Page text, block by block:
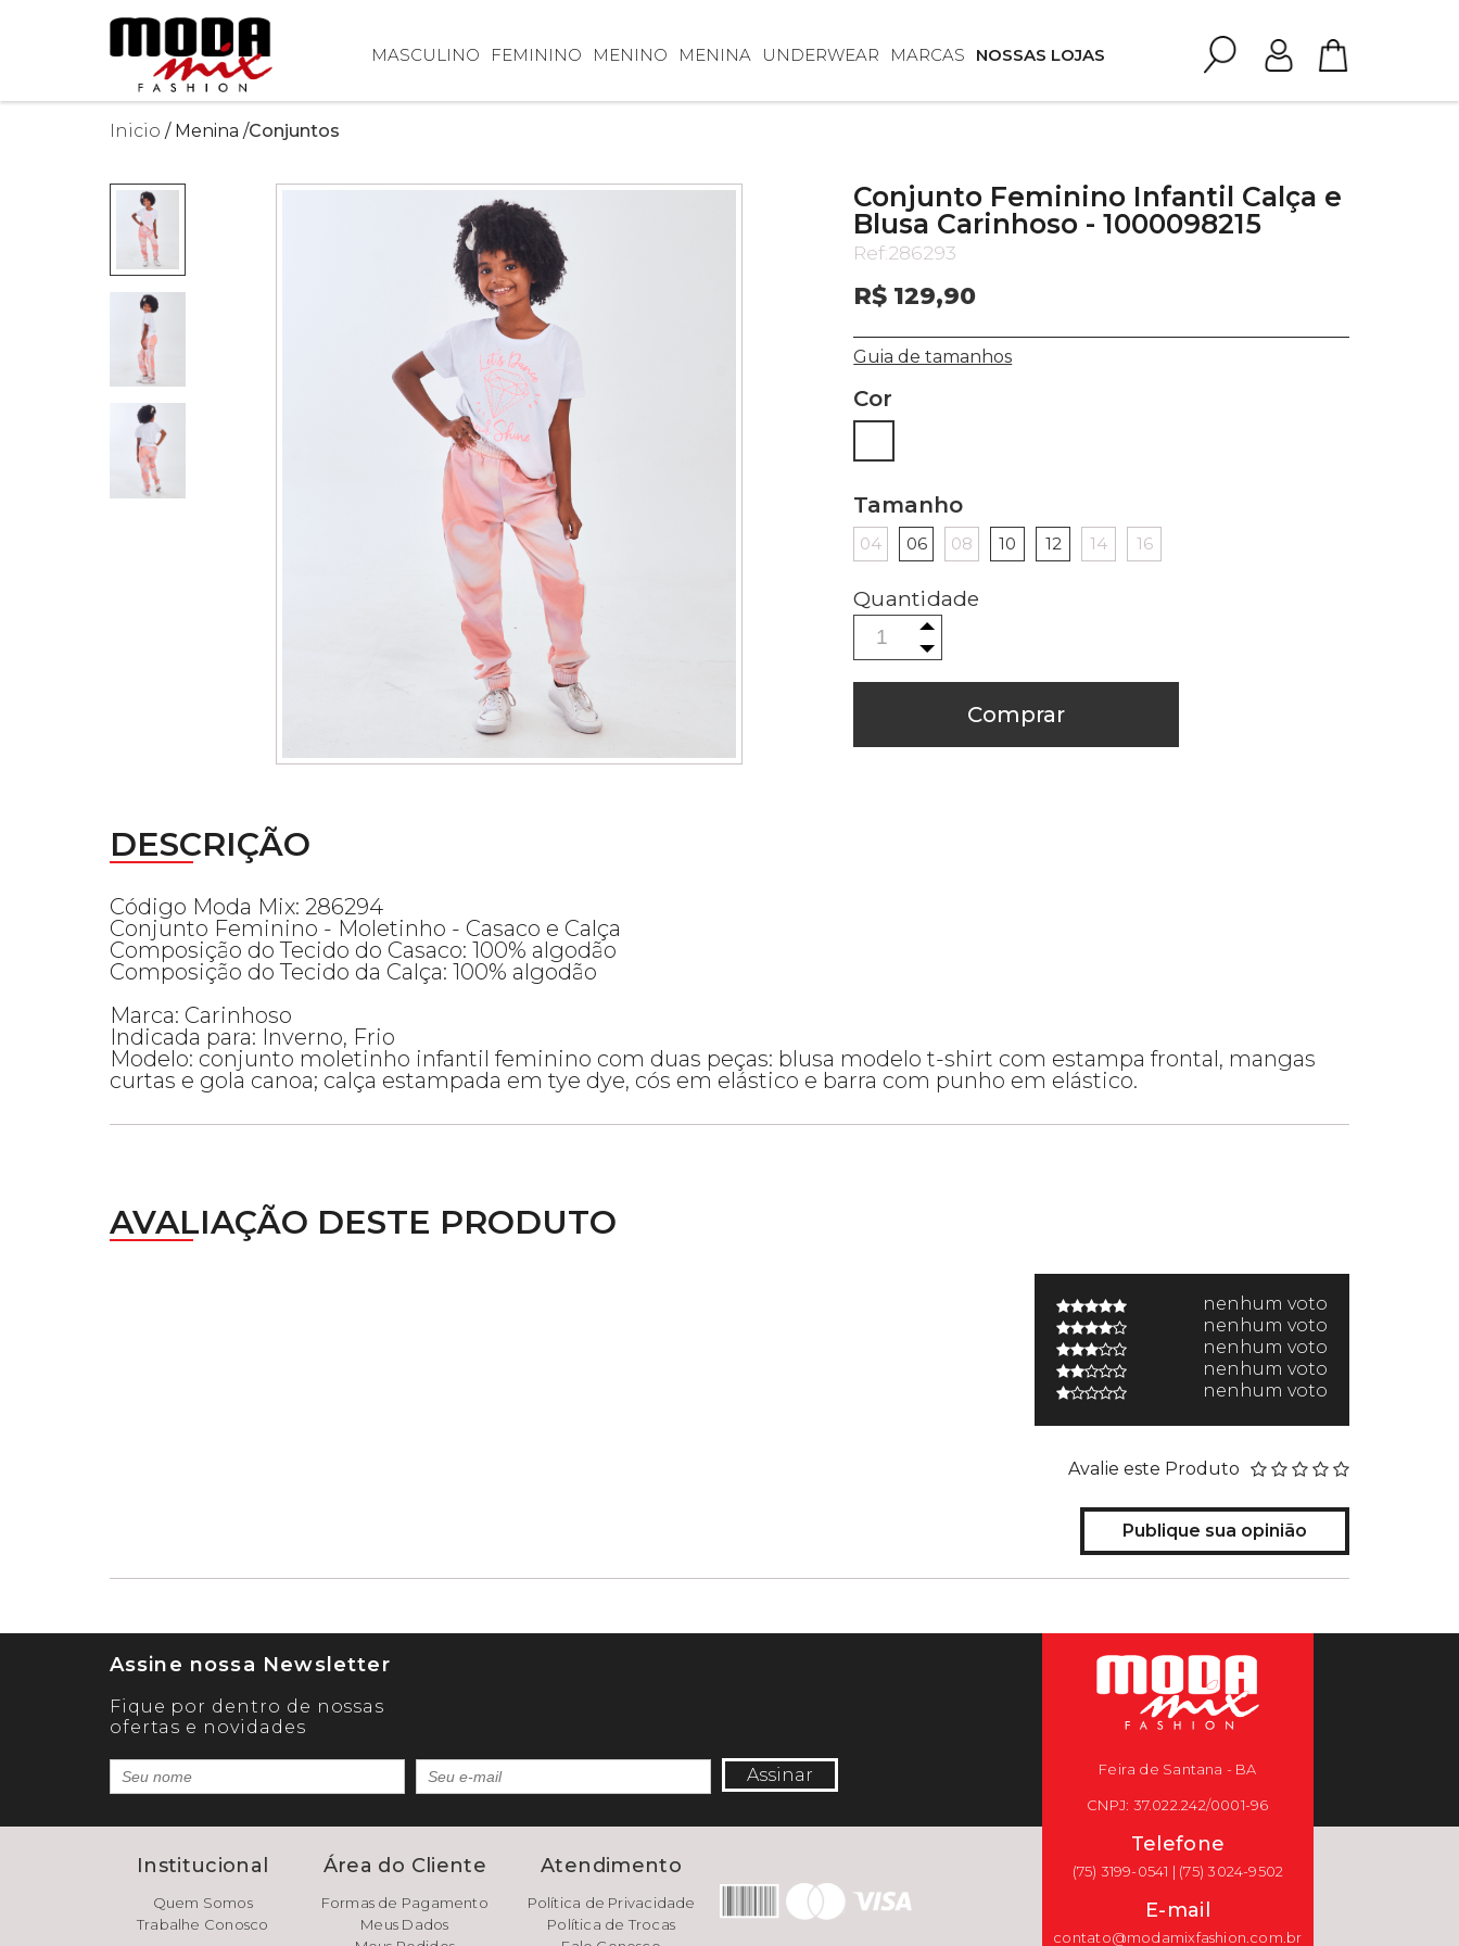
NOSSAS LOJAS
MARCAS
MASCULINO FEMININO MENINO MENINA UNDERWEAR
Inicio Menina Conjuntos
Conjunto Feminino Infantil Calça e
Blusa Carinhoso - 1000098215
Ref:286293
R$ 129,90
Guia de tamanhos
Cor
Tamanho
04 06 08 10 12 14 16
Comprar
DESCRIÇÃO
Código Moda Mix: 286294
Conjunto Feminino - Moletinho - Casaco e Calça
Composição do Tecido do Casaco: 100% algodão
Composição do Tecido da Calça: 100% algodão
Marca: Carinhoso
Indicada para: Inverno, Frio
Modelo: conjunto moletinho infantil feminino com duas peças: blusa modelo t-shirt com estampa frontal, mangas
curtas e gola canoa; calça estampada em tye dye, cós em elástico e barra com punho em elástico.
AVALIAÇÃO DESTE PRODUTO
nenhum voto
nenhum voto
nenhum voto
nenhum voto
nenhum voto
Avalie este Produto
Publique sua opinião
Assine nossa Newsletter
Fique por dentro de nossas
ofertas e novidades
Assinar
Institucional
Quem Somos
Trabalhe Conosco
Área do Cliente
Formas de Pagamento
Meus Dados
Atendimento
Política de Privacidade
Política de Trocas
Feira de Santana - BA
CNPJ: 37.022.242/0001-96
Telefone
(75) 3199-0541 | (75) 3024-9502
E-mail
contato@modamixfashion.com.br